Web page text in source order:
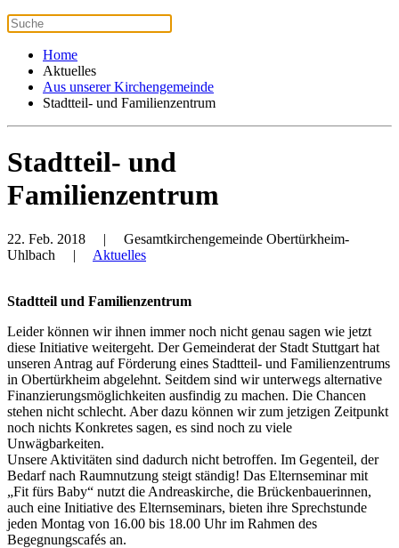
Home
Aktuelles
Aus unserer Kirchengemeinde
Stadtteil- und Familienzentrum
Stadtteil- und
Familienzentrum
22. Feb. 2018 | Gesamtkirchengemeinde Obertürkheim-
Uhlbach | Aktuelles
Stadtteil und Familienzentrum
Leider können wir ihnen immer noch nicht genau sagen wie jetzt
diese Initiative weitergeht. Der Gemeinderat der Stadt Stuttgart hat
unseren Antrag auf Förderung eines Stadtteil- und Familienzentrums
in Obertürkheim abgelehnt. Seitdem sind wir unterwegs alternative
Finanzierungsmöglichkeiten ausfindig zu machen. Die Chancen
stehen nicht schlecht. Aber dazu können wir zum jetzigen Zeitpunkt
noch nichts Konkretes sagen, es sind noch zu viele
Unwägbarkeiten.
Unsere Aktivitäten sind dadurch nicht betroffen. Im Gegenteil, der
Bedarf nach Raumnutzung steigt ständig! Das Elternseminar mit
„Fit fürs Baby“ nutzt die Andreaskirche, die Brückenbauerinnen,
auch eine Initiative des Elternseminars, bieten ihre Sprechstunde
jeden Montag von 16.00 bis 18.00 Uhr im Rahmen des
Begegnungscafés an.